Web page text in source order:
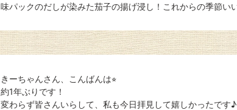
味パックのだしが染みた茄子の揚げ浸し！これからの季節い
きーちゃんさん、こんばんは⭐︎
約1年ぶりです！
変わらず皆さんいらして、私も今日拝見して嬉しかったです♪